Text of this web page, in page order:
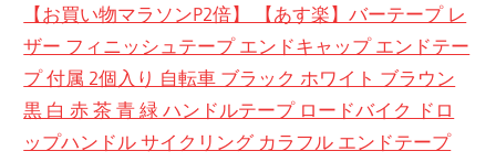
【お買い物マラソンP2倍】 【あす楽】バーテープ レ
ザー フィニッシュテープ エンドキャップ エンドテー
プ 付属 2個入り 自転車 ブラック ホワイト ブラウン
黒 白 赤 茶 青 緑 ハンドルテープ ロードバイク ドロ
ップハンドル サイクリング カラフル エンドテープ